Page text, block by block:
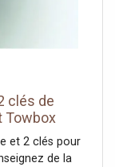
clés de
Towbox
et 2 clés pour
de la